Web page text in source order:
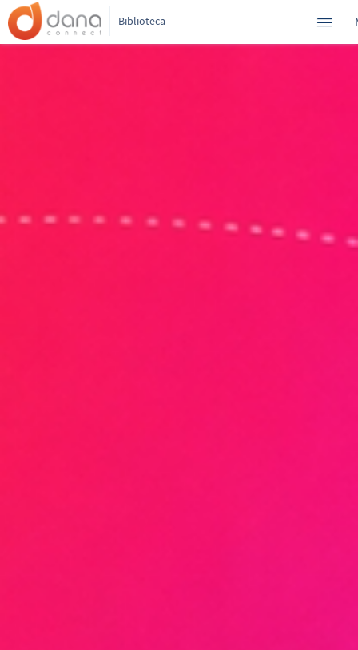
Biblioteca